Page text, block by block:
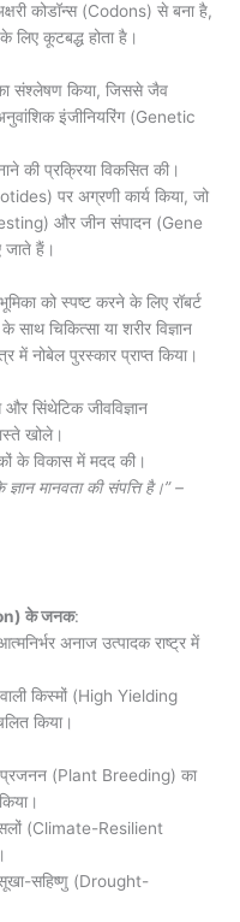
कोडॉन्स (Codons) से बना है,
लिए कूटबद्ध होता है।
संश्लेषण किया, जिससे जैव
इंजीनियरिंग (Genetic
की प्रक्रिया विकसित की।
पर अग्रणी कार्य किया, जो
और जीन संपादन (Gene
जाते हैं।
को स्पष्ट करने के लिए रॉबर्ट
साथ चिकित्सा या शरीर विज्ञान
नोबेल पुरस्कार प्राप्त किया।
और सिंथेटिक जीवविज्ञान
खोले।
के विकास में मदद की।
ज्ञान मानवता की संपत्ति है।” –
के जनक:
अनाज उत्पादक राष्ट्र में
किस्मों (High Yielding
किया।
(Plant Breeding) का
(Climate-Resilient
सहिष्णु (Drought-